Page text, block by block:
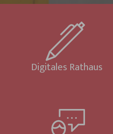
Digitales Rathaus